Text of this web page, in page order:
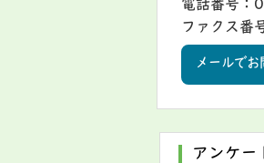
電話番号
ファクス
メールでお
アンケー